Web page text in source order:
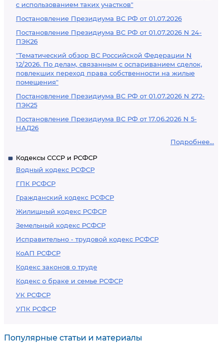
с использованием таких участков"
Постановление Президиума ВС РФ от 01.07.2026
Постановление Президиума ВС РФ от 01.07.2026 N 24-
ПЭК26
"Тематический обзор ВС Российской Федерации N
12/2026. По делам, связанным с оспариванием сделок,
повлекших переход права собственности на жилые
помещения"
Постановление Президиума ВС РФ от 01.07.2026 N 272-
ПЭК25
Постановление Президиума ВС РФ от 17.06.2026 N 5-
НАД26
Подробнее...
Кодексы СССР и РСФСР
Водный кодекс РСФСР
ГПК РСФСР
Гражданский кодекс РСФСР
Жилищный кодекс РСФСР
Земельный кодекс РСФСР
Исправительно - трудовой кодекс РСФСР
КоАП РСФСР
Кодекс законов о труде
Кодекс о браке и семье РСФСР
УК РСФСР
УПК РСФСР
Популярные статьи и материалы